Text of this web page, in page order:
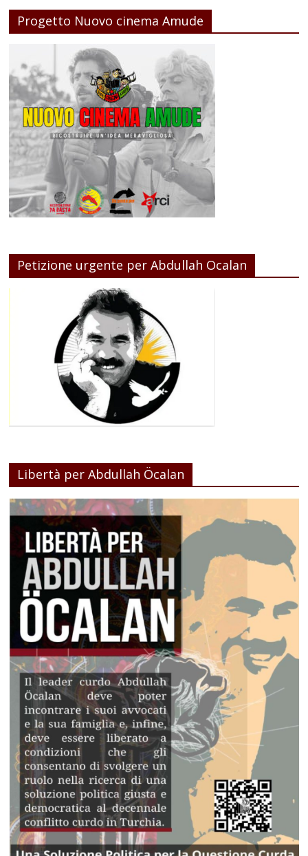
Progetto Nuovo cinema Amude
Petizione urgente per Abdullah Ocalan
Libertà per Abdullah Öcalan